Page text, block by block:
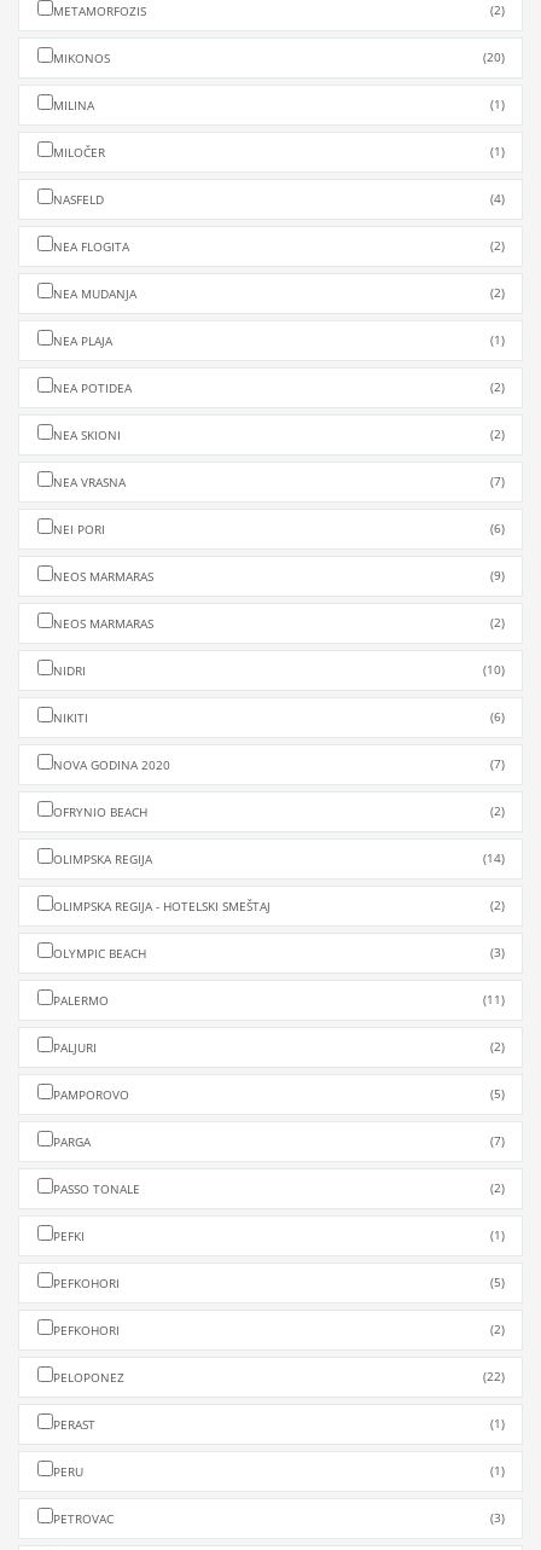
METAMORFOZIS (2)
MIKONOS (20)
MILINA (1)
MILOČER (1)
NASFELD (4)
NEA FLOGITA (2)
NEA MUDANJA (2)
NEA PLAJA (1)
NEA POTIDEA (2)
NEA SKIONI (2)
NEA VRASNA (7)
NEI PORI (6)
NEOS MARMARAS (9)
NEOS MARMARAS (2)
NIDRI (10)
NIKITI (6)
NOVA GODINA 2020 (7)
OFRYNIO BEACH (2)
OLIMPSKA REGIJA (14)
OLIMPSKA REGIJA - HOTELSKI SMEŠTAJ (2)
OLYMPIC BEACH (3)
PALERMO (11)
PALJURI (2)
PAMPOROVO (5)
PARGA (7)
PASSO TONALE (2)
PEFKI (1)
PEFKOHORI (5)
PEFKOHORI (2)
PELOPONEZ (22)
PERAST (1)
PERU (1)
PETROVAC (3)